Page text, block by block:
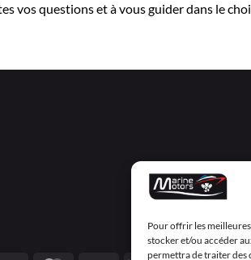
Pour offrir les
stocker et/ou accéder
permettra de traiter des
vos questions et à vous guider dans le